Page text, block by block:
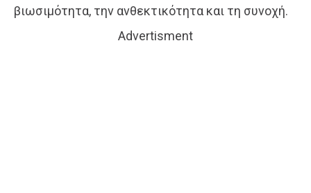
βιωσιμότητα, την ανθεκτικότητα και τη συνοχή.
Advertisment